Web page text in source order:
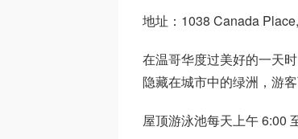
地址：1038 Canada
在温哥华度过美好的一天
隐藏在城市中的绿洲，游
屋顶游泳池每天上午 6:00